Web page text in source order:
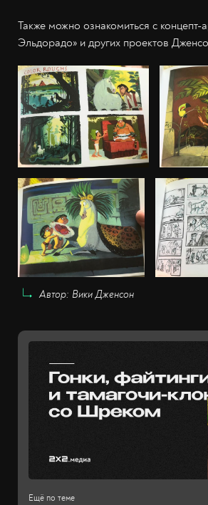
Также можно ознакомиться с концепт-
Эльдорадо» и других проектов
Автор: Вики Дженсон